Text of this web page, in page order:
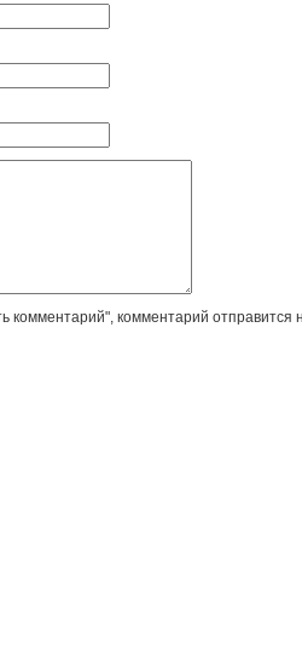
комментарий", комментарий отправится